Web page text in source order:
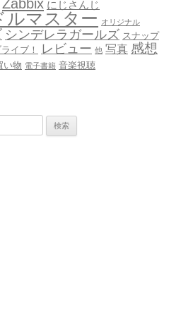
Zabbix にじさんじ
ルマスター オリジナル
シンデレラガールズ スナップ
イブ！ レビュー 他 写真 感想
い物 電子書籍 音楽視聴